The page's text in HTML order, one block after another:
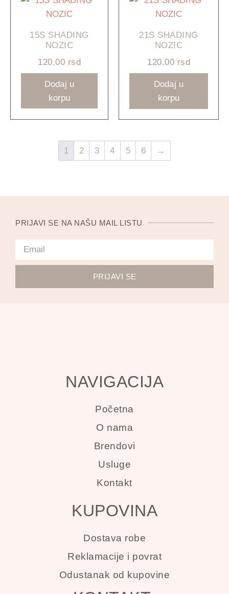
15S SHADING
NOZIC
120.00 rsd
Dodaj u
korpu
21S SHADING
NOZIC
120.00 rsd
Dodaj u
korpu
1 2 3 4 5 6 →
PRIJAVI SE NA NAŠU MAIL LISTU
PRIJAVI SE
NAVIGACIJA
Početna
O nama
Brendovi
Usluge
Kontakt
KUPOVINA
Dostava robe
Reklamacije i povrat
Odustanak od kupovine